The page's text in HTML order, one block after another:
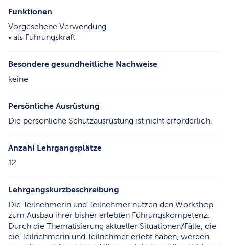
Funktionen
Vorgesehene Verwendung
• als Führungskraft
Besondere gesundheitliche Nachweise
keine
Persönliche Ausrüstung
Die persönliche Schutzausrüstung ist nicht erforderlich.
Anzahl Lehrgangsplätze
12
Lehrgangskurzbeschreibung
Die Teilnehmerin und Teilnehmer nutzen den Workshop
zum Ausbau ihrer bisher erlebten Führungskompetenz.
Durch die Thematisierung aktueller Situationen/Fälle, die
die Teilnehmerin und Teilnehmer erlebt haben, werden